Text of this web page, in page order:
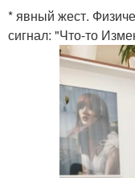
* явный жест.
сигнал: "Что-то